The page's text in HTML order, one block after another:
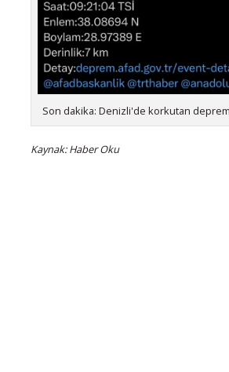
Son dakika: Denizli'de korkutan
Kaynak: Haber Oku